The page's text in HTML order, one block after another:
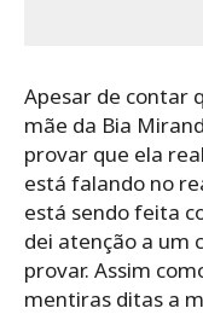
Apesar de contar
mãe da Bia
provar que ela
está falando no
está sendo feita
dei atenção a um
provar. Assim
mentiras ditas a